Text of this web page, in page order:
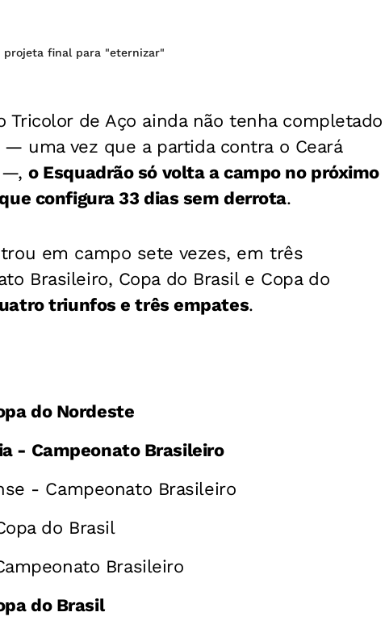
projeta final para "eternizar"
Tricolor de Aço ainda não tenha completado
uma vez que a partida contra o Ceará
—,o Esquadrão só volta a campo no próximo
configura 33 dias sem derrota.
em campo sete vezes, em três
Brasileiro, Copa do Brasil e Copa do
triunfos e três empates.
do Nordeste
- Campeonato Brasileiro
- Campeonato Brasileiro
do Brasil
Brasileiro
do Brasil